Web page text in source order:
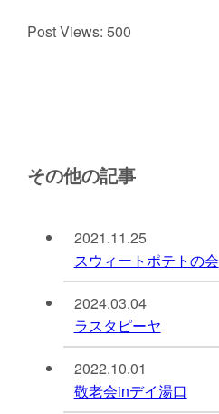
Post Views: 500
その他の記事
2021.11.25
スウィートポテトの会
2024.03.04
ラスタピーヤ
2022.10.01
敬老会inデイ湯口